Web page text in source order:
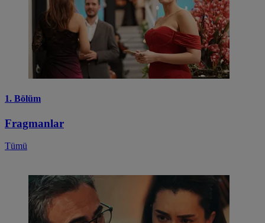
1. Bölüm
Fragmanlar
Tümü